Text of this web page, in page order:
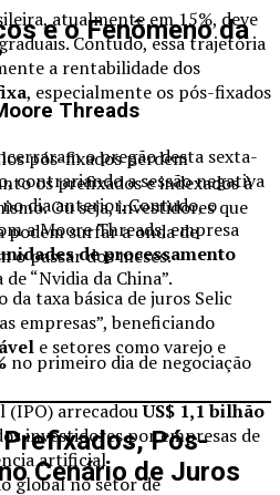
e o Fenômeno da
Threads
o pregão desta sexta-
contrariando a sessão negativa
dia anterior. Contudo, o
a Moore Threads, empresa
de processamento
“Nvidia da China”.
no primeiro dia de negociação
(IPO) arrecadouUS$ 1,1 bilhão
investidores por empresas de
artificial
global no setor de
atualmente em 15%, deve
Contudo, essa trajetória
a rentabilidade dos
, especialmente os pós-fixados
pós-fixados perdem
os prefixados e indexados à
Ou seja, investidores que
podem surfar a onda de
o passar dos meses.
da taxa básica de juros Selic
empresas”, beneficiando
e setores como varejo e
Pós-
Cenário de Juros